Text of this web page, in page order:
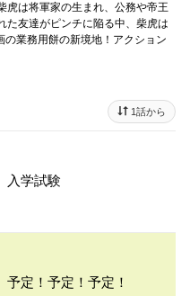
虎は将軍家の生まれ、公務や帝王
た友達がピンチに陥る中、柴虎は
業務用餅の新境地！アクション
1話から
入学試験
予定！予定！予定！